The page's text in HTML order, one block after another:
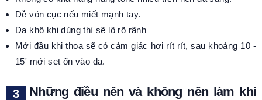
Dễ vón cục nếu miết mạnh tay.
Da khô khi dùng thì sẽ lộ rõ rãnh
Mới đầu khi thoa sẽ có cảm giác hơi rít rít, sau khoảng 10 -
15' mới set ổn vào da.
Những điều nên và không nên làm khi